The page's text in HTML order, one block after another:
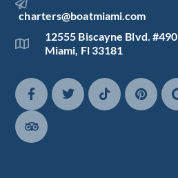
charters@boatmiami.com
12555 Biscayne Blvd. #490
Miami, Fl 33181